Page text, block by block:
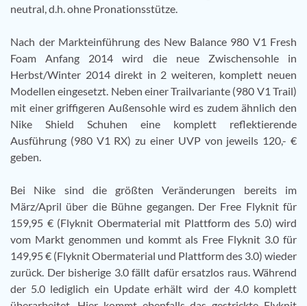
neutral, d.h. ohne Pronationsstütze.
Nach der Markteinführung des New Balance 980 V1 Fresh
Foam Anfang 2014 wird die neue Zwischensohle in
Herbst/Winter 2014 direkt in 2 weiteren, komplett neuen
Modellen eingesetzt. Neben einer Trailvariante (980 V1 Trail)
mit einer griffigeren Außensohle wird es zudem ähnlich den
Nike Shield Schuhen eine komplett reflektierende
Ausführung (980 V1 RX) zu einer UVP von jeweils 120,- €
geben.
Bei Nike sind die größten Veränderungen bereits im
März/April über die Bühne gegangen. Der Free Flyknit für
159,95 € (Flyknit Obermaterial mit Plattform des 5.0) wird
vom Markt genommen und kommt als Free Flyknit 3.0 für
149,95 € (Flyknit Obermaterial und Plattform des 3.0) wieder
zurück. Der bisherige 3.0 fällt dafür ersatzlos raus. Während
der 5.0 lediglich ein Update erhält wird der 4.0 komplett